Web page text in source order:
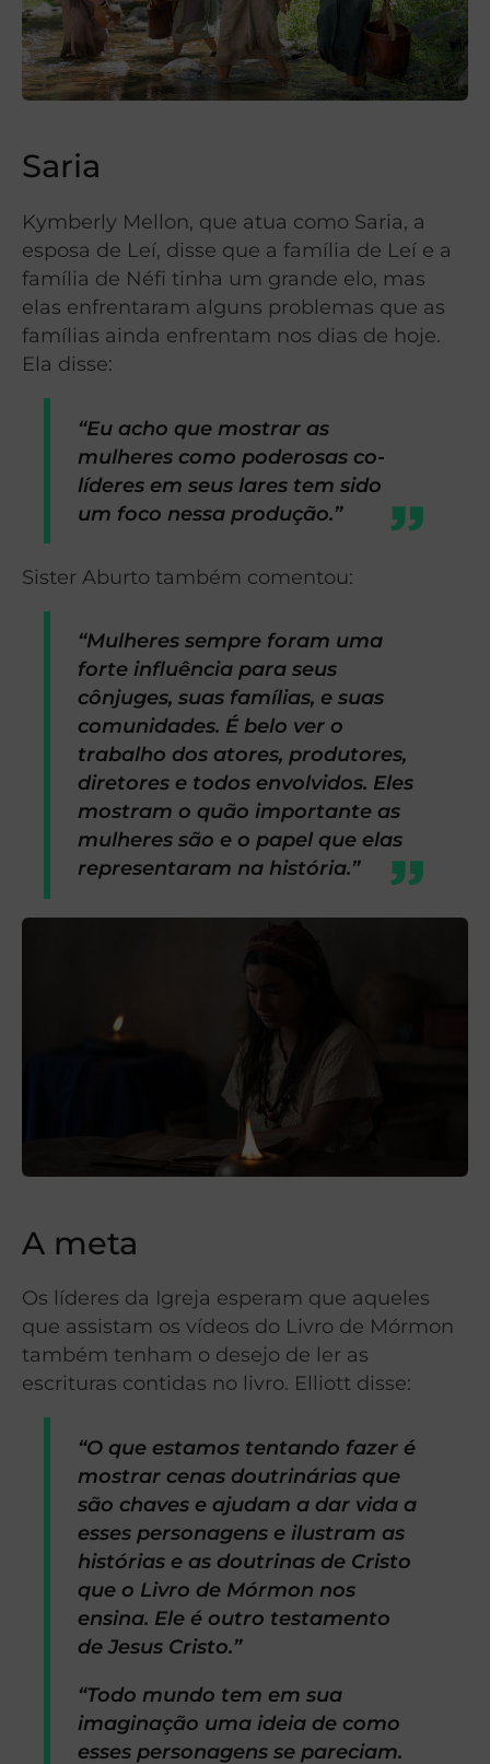
Saria
Kymberly Mellon, que atua como Saria, a
esposa de Leí, disse que a família de Leí e a
família de Néfi tinha um grande elo, mas
elas enfrentaram alguns problemas que as
famílias ainda enfrentam nos dias de hoje.
Ela disse:
“Eu acho que mostrar as
mulheres como poderosas co-
líderes em seus lares tem sido
um foco nessa produção.”
Sister Aburto também comentou:
“Mulheres sempre foram uma
forte influência para seus
cônjuges, suas famílias, e suas
comunidades. É belo ver o
trabalho dos atores, produtores,
diretores e todos envolvidos. Eles
mostram o quão importante as
mulheres são e o papel que elas
representaram na história.”
A meta
Os líderes da Igreja esperam que aqueles
que assistam os vídeos do Livro de Mórmon
também tenham o desejo de ler as
escrituras contidas no livro. Elliott disse:
“O que estamos tentando fazer é
mostrar cenas doutrinárias que
são chaves e ajudam a dar vida a
esses personagens e ilustram as
histórias e as doutrinas de Cristo
que o Livro de Mórmon nos
ensina. Ele é outro testamento
de Jesus Cristo.”
“Todo mundo tem em sua
imaginação uma ideia de como
esses personagens se pareciam.